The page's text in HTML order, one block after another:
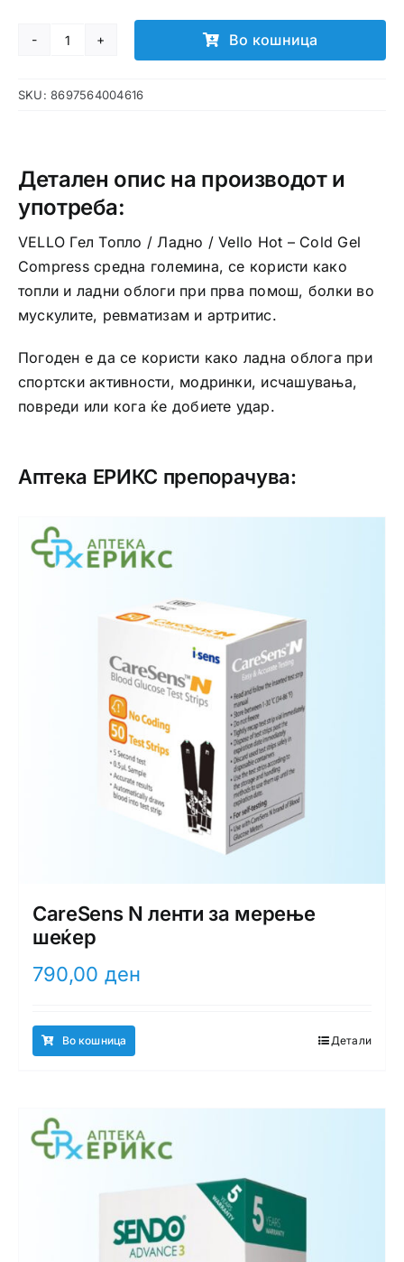
VELLO
Топло/
Во кошница
SKU:8697564004616
Детален опис на производот и
употреба:
VELLO Гел Топло / Ладно / Vello Hot – Cold Gel
Compress средна големина, се користи како
топли и ладни облоги при прва помош, болки во
мускулите, ревматизам и артритис.
Погоден е да се користи како ладна облога при
спортски активности, модринки, исчашувања,
повреди или кога ќе добиете удар.
Аптека ЕРИКС препорачува:
CareSens N ленти за мерење
шеќер
790,00 ден
Во кошница Детали